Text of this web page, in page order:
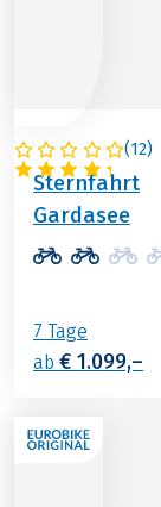
(12)
ITALIEN
Sternfahrt
Gardasee
7 Tage
ab € 1.099,–